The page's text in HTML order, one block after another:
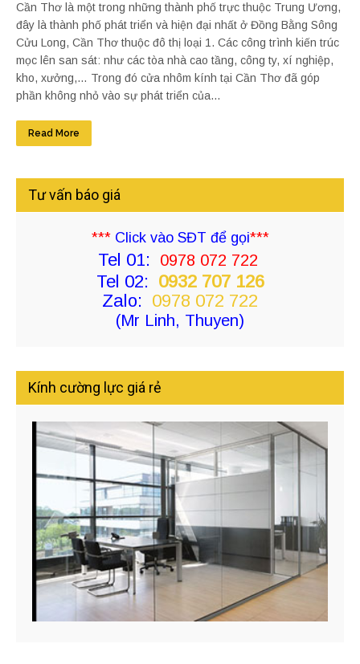
Cần Thơ là một trong những thành phố trực thuộc Trung Ương,
đây là thành phố phát triển và hiện đại nhất ở Đồng Bằng Sông
Cửu Long, Cần Thơ thuộc đô thị loại 1. Các công trình kiến trúc
mọc lên san sát: như các tòa nhà cao tầng, công ty, xí nghiệp,
kho, xưởng,… Trong đó cửa nhôm kính tại Cần Thơ đã góp
phần không nhỏ vào sự phát triển của...
Read More
Tư vấn báo giá
***Click vào SĐT để gọi***
Tel 01: 0978 072 722
Tel 02: 0932 707 126
Zalo: 0978 072 722
(Mr Linh, Thuyen)
Kính cường lực giá rẻ